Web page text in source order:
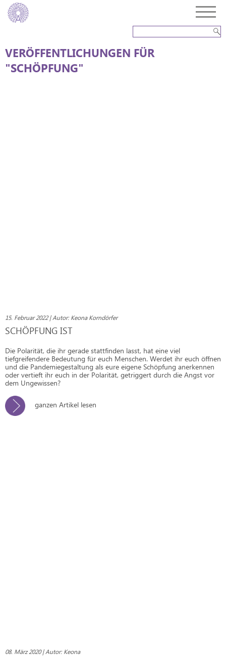
VERÖFFENTLICHUNGEN FÜR
"SCHÖPFUNG"
15. Februar 2022 | Autor: Keona Korndörfer
SCHÖPFUNG IST
Die Polarität, die ihr gerade stattfinden lasst, hat eine viel
tiefgreifendere Bedeutung für euch Menschen. Werdet ihr euch öffnen
und die Pandemiegestaltung als eure eigene Schöpfung anerkennen
oder vertieft ihr euch in der Polarität, getriggert durch die Angst vor
dem Ungewissen?
ganzen Artikel lesen
08. März 2020 | Autor: Keona